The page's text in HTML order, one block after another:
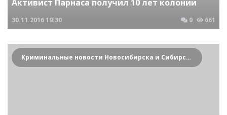
Активист Парнаса получил 10 лет колонии
30.11.201619:30 0 661
Криминальные новости Новосибирска и Сибирского региона